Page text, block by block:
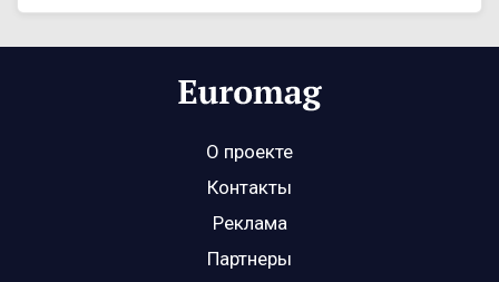
О проекте
Контакты
Реклама
Партнеры